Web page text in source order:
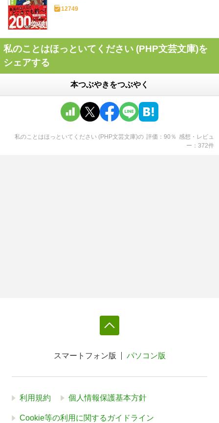
12749
私のことはほっといてください (PHP文芸文庫)を
シェアする
本つぶやきをつぶやく
私のことはほっといてください (PHP文芸文庫)の 評価 90 ％ 感想・レビュ
ー
372件
スマートフォン版 パソコン版
利用規約 個人情報保護基本方針
Cookie等の利用に関するガイドライン